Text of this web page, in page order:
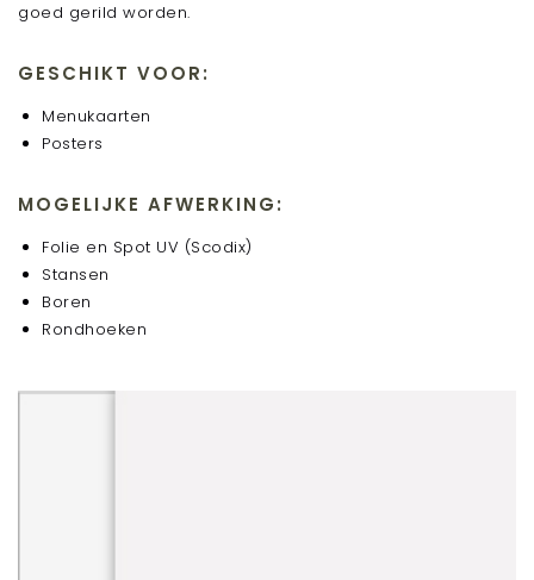
Stanskaarten (ook 3D)
Stanskaarten met spot-uv
Aanleveren
goed gerild worden.
GESCHIKT VOOR:
Menukaarten
Posters
MOGELIJKE AFWERKING:
Folie en Spot UV (Scodix)
Stansen
Boren
Rondhoeken